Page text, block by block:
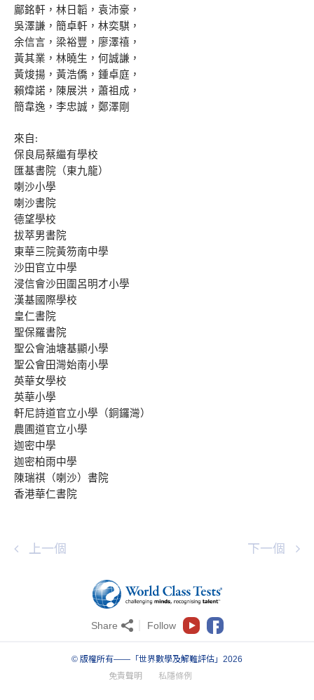
鄺銘軒，林日韜，袁沛豪，
吳澤謙，簡卓軒，林奕騏，
余信言，梁裕豐，廖澤禧，
黃其業，林曉生，何誠謙，
黃焌揚，黃浩僑，鍾卓庭，
賴煒諾，陳展洪，蕭祖成，
簡韋逸，李忠誠，鄭澤剛
來自 :
保良局蔡繼有學校
匯基書院（東九龍）
喇沙小學
喇沙書院
德望學校
拔萃男書院
東華三院黃笏南中學
沙田官立中學
浸信會沙田圍呂明才小學
漢基國際學校
皇仁書院
聖保羅書院
聖公會油塘基顯小學
聖公會田灣始南小學
英華女學校
英華小學
軒尼詩道官立小學（銅鑼灣）
農圃道官立小學
迦密中學
迦密柏雨中學
陳瑞祺（喇沙）書院
香港華仁書院
上一個 下一個
Share Follow
© 版權所有——「世界數學及解難評估」2026
免責聲明
私隱條例